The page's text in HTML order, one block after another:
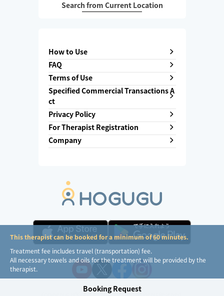
This therapist can be booked for a minimum of 60 minutes.
Treatment fee includes travel (transportation) fee.
All necessary towels and oils for the treatment will be provided by the
therapist.
Booking Request
Search from Current Location
How to Use
FAQ
Terms of Use
Specified Commercial Transactions A
ct
Privacy Policy
For Therapist Registration
Company
Copyright ©︎ HOGUGU Technologies, Inc. All Rights Reserved.